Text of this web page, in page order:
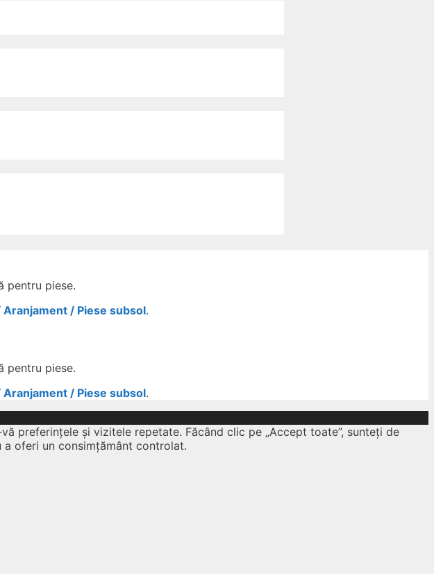
pentru piese.
/ Piese subsol.
pentru piese.
/ Piese subsol.
preferințele și vizitele repetate. Făcând clic pe „Accept toate”, sunteți de
a oferi un consimțământ controlat.